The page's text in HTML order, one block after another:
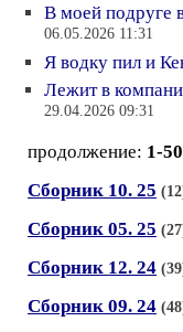
В моей подруге
06.05.2026 11:31
Я водку пил и
Лежит в
29.04.2026 09:31
продолжение: 1-50
Сборник 10. 25
Сборник 05. 25
Сборник 12. 24
Сборник 09. 24